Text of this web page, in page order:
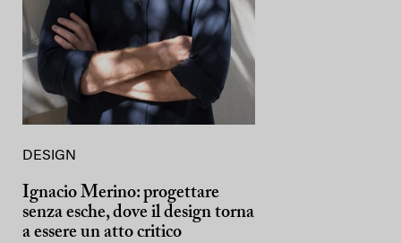
DESIGN
Ignacio Merino: progettare
senza esche, dove il design torna
a essere un atto critico